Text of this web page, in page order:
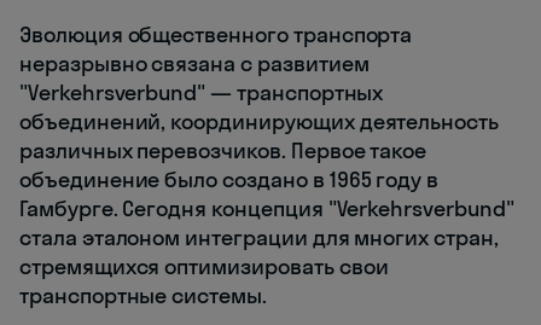
Эволюция общественного транспорта
неразрывно связана с развитием
"Verkehrsverbund" — транспортных
объединений, координирующих деятельность
различных перевозчиков. Первое такое
объединение было создано в 1965 году в
Гамбурге. Сегодня концепция "Verkehrsverbund"
стала эталоном интеграции для многих стран,
стремящихся оптимизировать свои
транспортные системы.